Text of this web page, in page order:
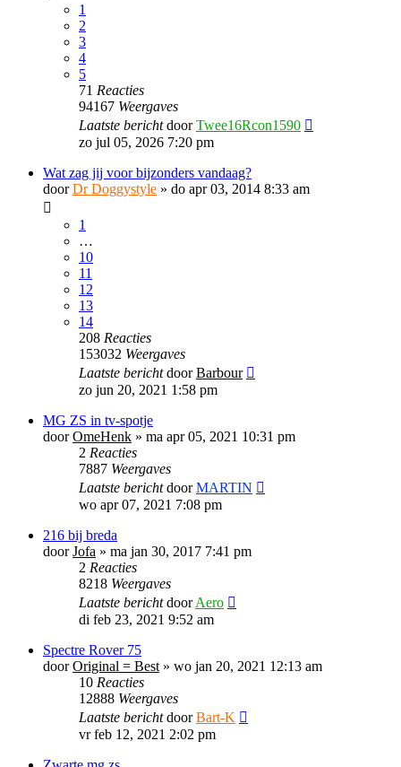
1
2
3
4
5
71 Reacties
94167 Weergaves
Laatste berichtdoorTwee16Rcon1590
zo jul 05, 2026 7:20 pm
Wat zag jij voor bijzonders vandaag?
doorDr Doggystyle » do apr 03, 2014 8:33 am
1
…
10
11
12
13
14
208 Reacties
153032 Weergaves
Laatste berichtdoorBarbour
zo jun 20, 2021 1:58 pm
MG ZS in tv-spotje
doorOmeHenk » ma apr 05, 2021 10:31 pm
2 Reacties
7887 Weergaves
Laatste berichtdoorMARTIN
wo apr 07, 2021 7:08 pm
216 bij breda
doorJofa » ma jan 30, 2017 7:41 pm
2 Reacties
8218 Weergaves
Laatste berichtdoorAero
di feb 23, 2021 9:52 am
Spectre Rover 75
doorOriginal = Best » wo jan 20, 2021 12:13 am
10 Reacties
12888 Weergaves
Laatste berichtdoorBart-K
vr feb 12, 2021 2:02 pm